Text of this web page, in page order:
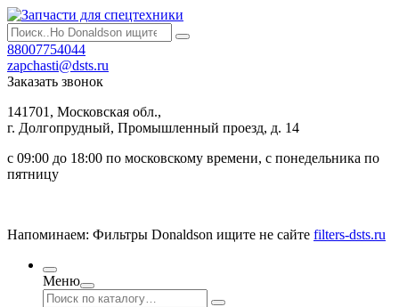
88007754044
zapchasti@dsts.ru
Заказать звонок
141701, Московская обл.,
г. Долгопрудный, Промышленный проезд, д. 14
с 09:00 до 18:00 по московскому времени, с понедельника по
пятницу
Напоминаем: Фильтры Donaldson ищите не сайте filters-dsts.ru
Меню